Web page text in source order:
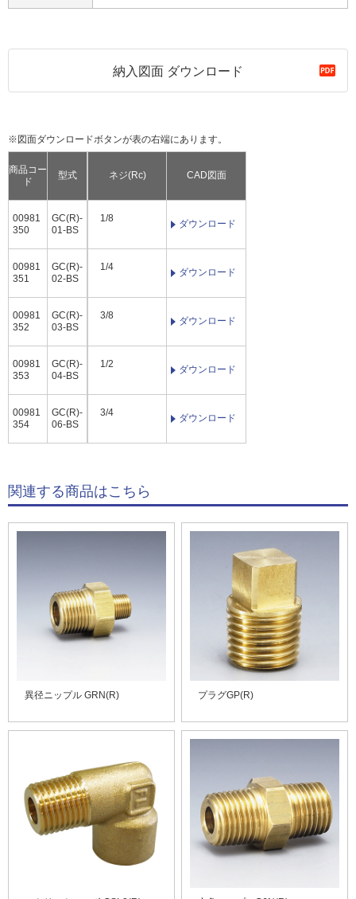
納入図面 ダウンロード
※図面ダウンロードボタンが表の右端にあります。
商品コー
ド
型式
00981
350
GC(R)-
01-BS
00981
351
GC(R)-
02-BS
00981
352
GC(R)-
03-BS
00981
353
GC(R)-
04-BS
00981
354
GC(R)-
06-BS
ネジ(Rc)
1/8
1/4
3/8
1/2
3/4
CAD図面
ダウンロード
ダウンロード
ダウンロード
ダウンロード
ダウンロード
関連する商品はこちら
異径ニップル GRN(R) プラグGP(R)